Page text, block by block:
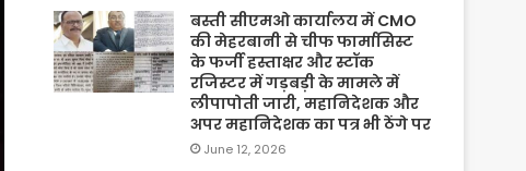
बस्ती सीएमओ कार्यालय में CMO
की मेहरबानी से चीफ फार्मासिस्ट
के फर्जी हस्ताक्षर और स्टॉक
रजिस्टर में गड़बड़ी के मामले में
लीपापोती जारी, महानिदेशक और
अपर महानिदेशक का पत्र भी ठेंगे पर
June 12, 2026